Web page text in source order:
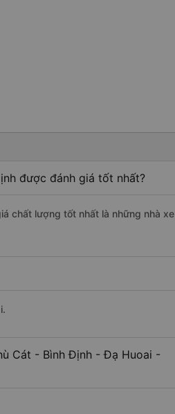
được đánh giá tốt nhất?
chất lượng tốt nhất là những nhà xe
Cát - Bình Định - Đạ Huoai -